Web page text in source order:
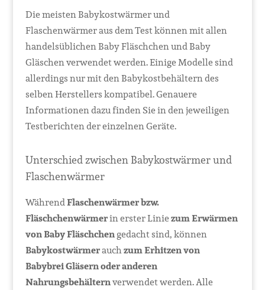
Die meisten Babykostwärmer und
Flaschenwärmer aus dem Test können mit allen
handelsüblichen Baby Fläschchen und Baby
Gläschen verwendet werden. Einige Modelle sind
allerdings nur mit den Babykostbehältern des
selben Herstellers kompatibel. Genauere
Informationen dazu finden Sie in den jeweiligen
Testberichten der einzelnen Geräte.
Unterschied zwischen Babykostwärmer und
Flaschenwärmer
WährendFlaschenwärmer bzw.
Fläschchenwärmerin erster Liniezum Erwärmen
von Baby Fläschchengedacht sind, können
Babykostwärmerauchzum Erhitzen von
Babybrei Gläsern oder anderen
Nahrungsbehälternverwendet werden. Alle